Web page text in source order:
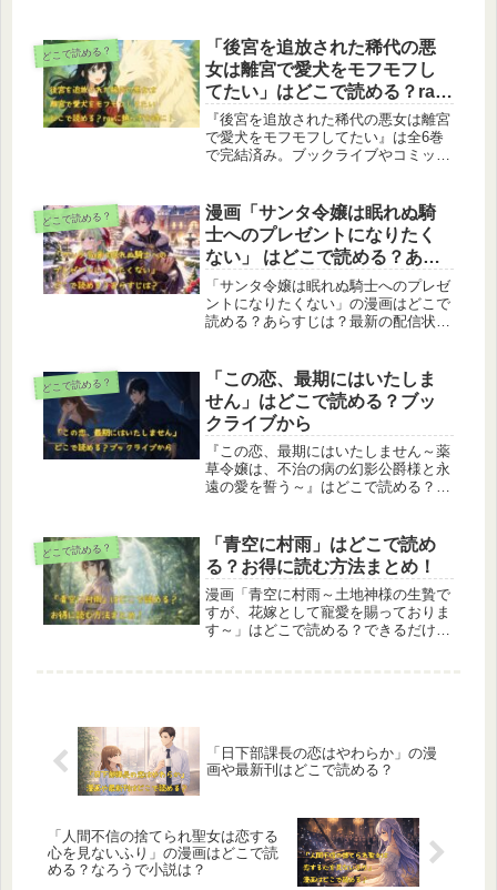
行本・分冊版の取り扱い、期間限定の
無料キャンペーンや割引クーポン情報
も網羅。最新刊の発売日や見どころに
も触れ、安心して作品を楽しむための
正規サービス利用のポイントを詳しく
紹介します。
どこで読める？
「後宮を追放された稀代の悪
女は離宮で愛犬をモフモフし
てたい」はどこで読める？raw
に頼らずお得に！
『後宮を追放された稀代の悪女は離宮
で愛犬をモフモフしてたい』は全6巻
で完結済み。ブックライブやコミック
Kindleなど主要電子書籍ストアで配信
中。1巻無料や試し読みキャンペーン
もあり、どこで読めるか迷う人に最新
の配信状況を詳しく解説します。
どこで読める？
漫画「サンタ令嬢は眠れぬ騎
士へのプレゼントになりたく
ない」 はどこで読める？あら
すじは？
「サンタ令嬢は眠れぬ騎士へのプレゼ
ントになりたくない」の漫画はどこで
読める？あらすじは？最新の配信状況
主要電子書籍サイトを網羅的にまとめ
ました。無料で読める場所や読み放題
の有無、配信状況の違いもわかりやす
く解説します。
どこで読める？
「この恋、最期にはいたしま
せん」はどこで読める？ブッ
クライブから
『この恋、最期にはいたしません～薬
草令嬢は、不治の病の幻影公爵様と永
遠の愛を誓う～』はどこで読める？最
ル作品として展開され、他の電子書籍
ストア（DMMブックス・
ebookjapan・コミックシーモア・ブッ
コミなど）では未配信です。分冊版と
して最新話まで更新されており、期間
限定の無料キャンペーンも実施中。ど
どこで読める？
「青空に村雨」はどこで読め
る？お得に読む方法まとめ！
漫画「青空に村雨～土地神様の生贄で
すが、花嫁として寵愛を賜っておりま
す～」はどこで読める？できるだけお
わかりやすくまとめています。
「日下部課長の恋はやわらか」の漫
画や最新刊はどこで読める？
「人間不信の捨てられ聖女は恋する
心を見ないふり」の漫画はどこで読
める？なろうで小説は？